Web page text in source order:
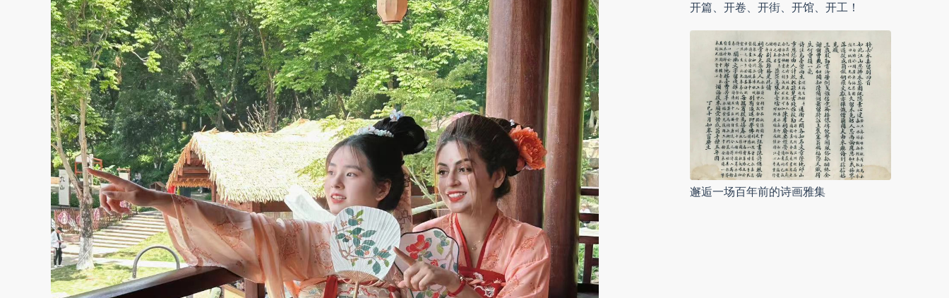
开篇、开卷、开街、开馆、开工！
邂逅一场百年前的诗画雅集